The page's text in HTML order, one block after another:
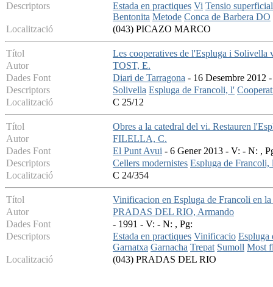
Descriptors
Estada en practiques Vi Tensio superficial
Bentonita Metode Conca de Barbera DO
Localització
(043) PICAZO MARCO
Títol
Les cooperatives de l'Espluga i Solivella
Autor
TOST, E.
Dades Font
Diari de Tarragona - 16 Desembre 2012
Descriptors
Solivella Espluga de Francoli, l'
Localització
C 25/12
Títol
Obres a la catedral del vi. Restauren
Autor
FILELLA, C.
Dades Font
El Punt Avui - 6 Gener 2013 - V: - N: ,
Descriptors
Cellers modernistes Espluga de Francoli,
Localització
C 24/354
Títol
Vinificacion en Espluga de Francoli en
Autor
PRADAS DEL RIO, Armando
Dades Font
- 1991 - V: - N: , Pg:
Descriptors
Estada en practiques Vinificacio Espluga
Garnatxa Garnacha Trepat Sumoll Most
Localització
(043) PRADAS DEL RIO